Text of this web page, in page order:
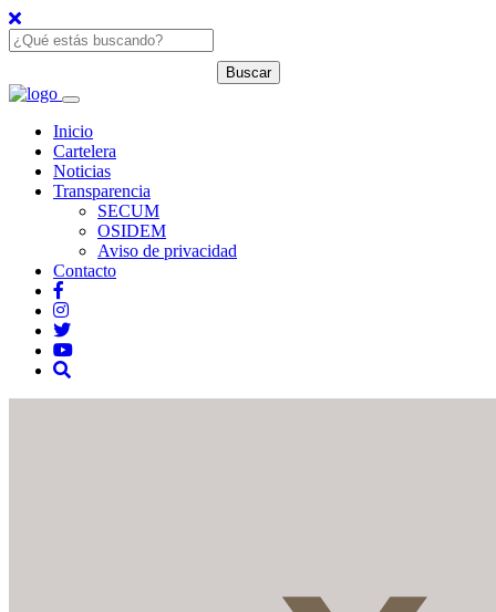
Inicio
Cartelera
Noticias
Transparencia
SECUM
OSIDEM
Aviso de privacidad
Contacto